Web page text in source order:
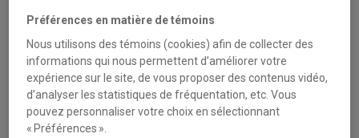
Préférences en matière de témoins
Nous utilisons des témoins (cookies) afin de collecter des
informations qui nous permettent d’améliorer votre
expérience sur le site, de vous proposer des contenus vidéo,
d’analyser les statistiques de fréquentation, etc. Vous
pouvez personnaliser votre choix en sélectionnant
« Préférences ».